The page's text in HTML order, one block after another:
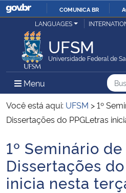
IR
COMUNICA BR
Ministério da Justiça e Segurança Pública
Ministério da Defesa
Ministério das Relações Exteriores
Ministério da Infraestrutura
Ministério da Agricultura, Pecuária e
LANGUAGES
UFSM
Universidade Federal de
Menu Menu Principal do
Você está aqui: UFSM >1º
Dissertações do PPGLetras
Início do conteúdo
1º Seminário de
Dissertações
inicia nesta